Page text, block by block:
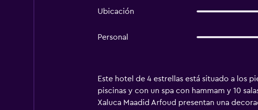
Ubicación
Personal
Este hotel de 4 estrellas está situado a los
piscinas y con un spa con hammam y 10
Xaluca Maadid Arfoud presentan una